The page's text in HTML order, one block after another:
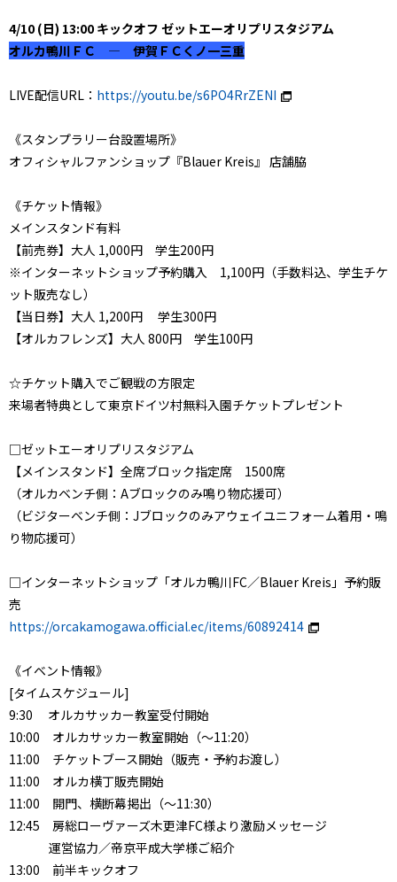
4/10 (日) 13:00 キックオフ ゼットエーオリプリスタジアム
オルカ鴨川ＦＣ ― 伊賀ＦＣくノ一三重
LIVE配信URL： https://youtu.be/s6PO4RrZENI
《スタンプラリー台設置場所》
オフィシャルファンショップ『Blauer Kreis』 店舗脇
《チケット情報》
メインスタンド有料
【前売券】大人 1,000円 学生200円
※インターネットショップ予約購入 1,100円（手数料込、学生チケ
ット販売なし）
【当日券】大人 1,200円 学生300円
【オルカフレンズ】大人 800円 学生100円
☆チケット購入でご観戦の方限定
来場者特典として東京ドイツ村無料入園チケットプレゼント
□ゼットエーオリプリスタジアム
【メインスタンド】全席ブロック指定席 1500席
（オルカベンチ側：Aブロックのみ鳴り物応援可）
（ビジターベンチ側：Jブロックのみアウェイユニフォーム着用・鳴
り物応援可）
□インターネットショップ「オルカ鴨川FC／Blauer Kreis」予約販
売
https://orcakamogawa.official.ec/items/60892414
《イベント情報》
[タイムスケジュール]
9:30 オルカサッカー教室受付開始
10:00 オルカサッカー教室開始（～11:20）
11:00 チケットブース開始（販売・予約お渡し）
11:00 オルカ横丁販売開始
11:00 開門、横断幕掲出（～11:30）
12:45 房総ローヴァーズ木更津FC様より激励メッセージ
運営協力／帝京平成大学様ご紹介
13:00 前半キックオフ